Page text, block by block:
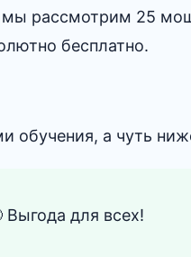
мы рассмотрим 25
бесплатно.
обучения, а чуть
Выгода для всех!